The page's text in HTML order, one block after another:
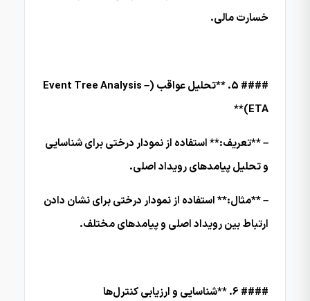
خسارت مالی.
#### 5. **تحلیل عواقب (Event Tree Analysis –
ETA)**
– **تعریف:** استفاده از نمودار درختی برای شناسایی
و تحلیل پیامدهای رویداد اصلی.
– **مثال:** استفاده از نمودار درختی برای نشان دادن
ارتباط بین رویداد اصلی و پیامدهای مختلف.
#### 6. **شناسایی و ارزیابی کنترل‌ها